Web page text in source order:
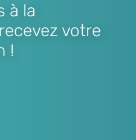
à la
votre
!